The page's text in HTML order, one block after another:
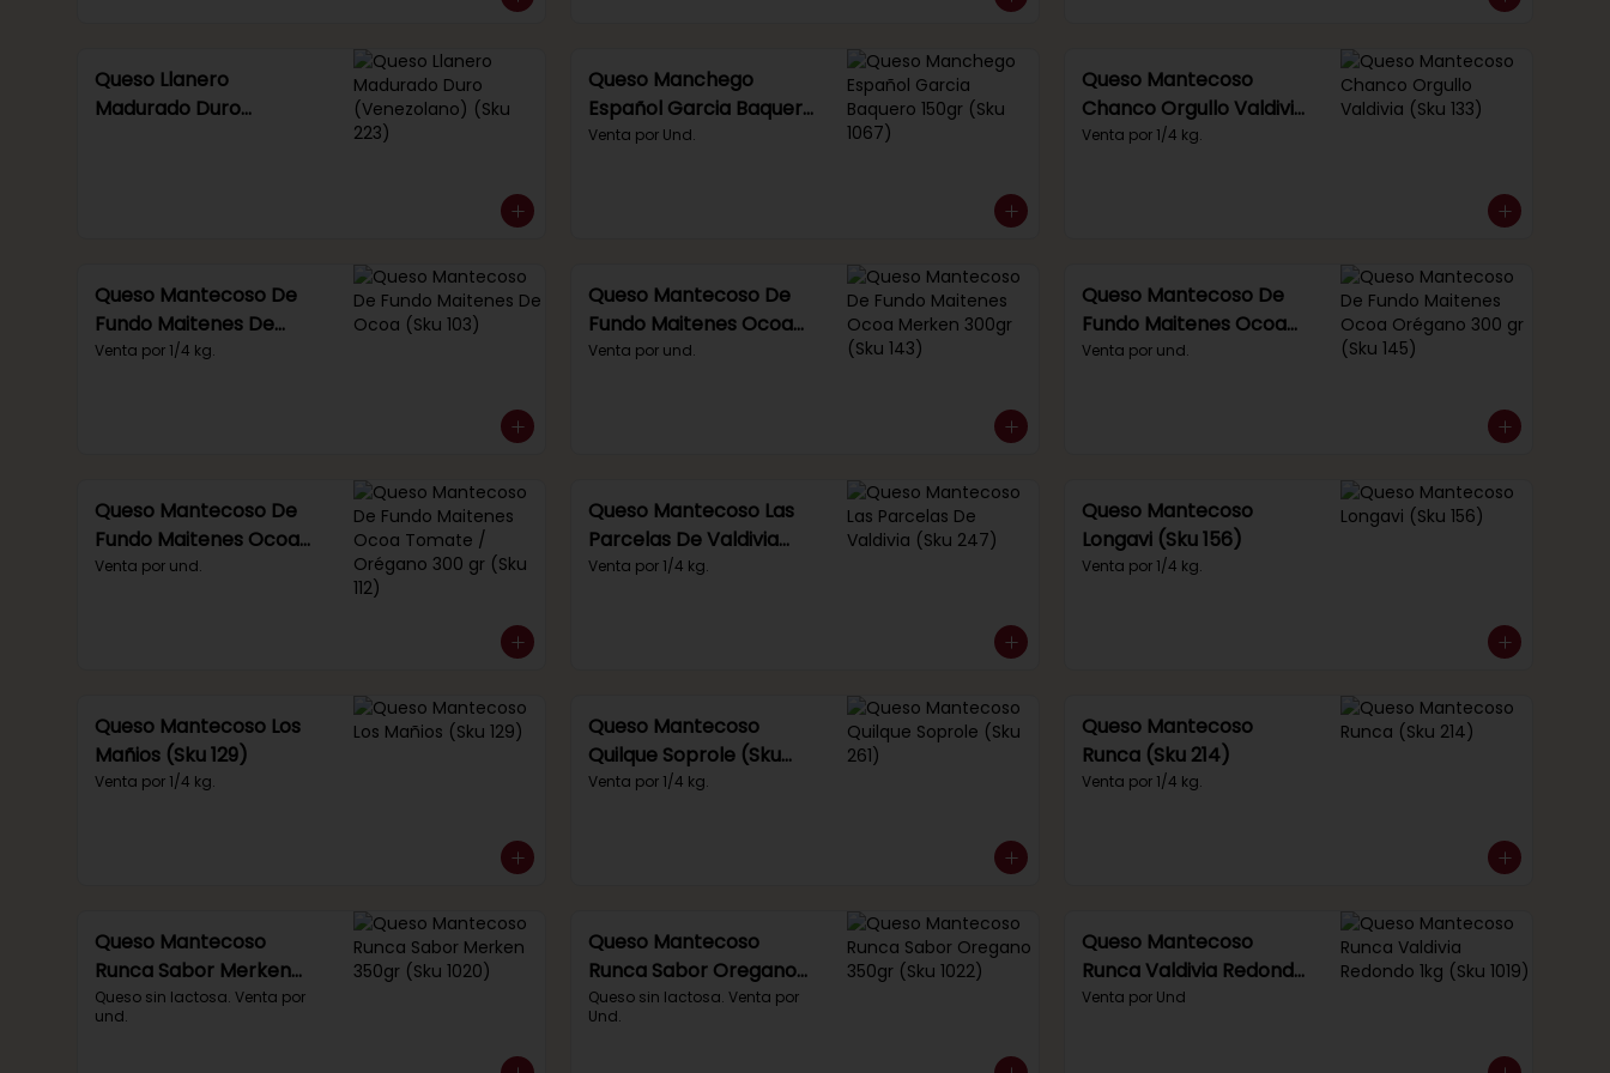
Queso Llanero
Madurado Duro
Queso Manchego
Español Garcia Baquero
150gr (Sku 1067)
Venta por Und.
Queso Mantecoso
Chanco Orgullo Valdivia
(Sku 133)
Venta por 1/4 kg.
Queso Mantecoso De
Fundo Maitenes De
Ocoa (Sku 103)
Venta por 1/4 kg.
Queso Mantecoso De
Fundo Maitenes Ocoa
Merken 300gr (Sku 143)
Venta por und.
Queso Mantecoso De
Fundo Maitenes Ocoa
Orégano 300 gr (Sku
Venta por und.
Queso Mantecoso De
Fundo Maitenes Ocoa
Tomate / Orégano 300
Venta por und.
Queso Mantecoso Las
Parcelas De Valdivia
(Sku 247)
Venta por 1/4 kg.
Queso Mantecoso
Longavi (Sku 156)
Venta por 1/4 kg.
Queso Mantecoso Los
Mañios (Sku 129)
Venta por 1/4 kg.
Queso Mantecoso
Quilque Soprole (Sku
261)
Venta por 1/4 kg.
Queso Mantecoso
Runca (Sku 214)
Venta por 1/4 kg.
Queso Mantecoso
Runca Sabor Merken
350gr (Sku 1020)
Queso sin lactosa. Venta por
und.
Queso Mantecoso
Runca Sabor Oregano
350gr (Sku 1022)
Queso sin lactosa. Venta por
Und.
Queso Mantecoso
Runca Valdivia Redondo
1kg (Sku 1019)
Venta por Und